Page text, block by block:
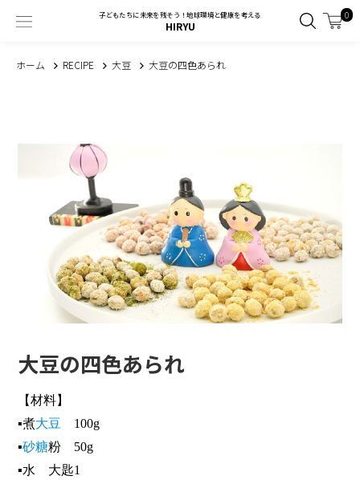
子どもたちに未来を残そう！地球環境と健康を考える
HIRYU
0
ホーム RECIPE 大豆 大豆の四色あられ
大豆の四色あられ
【材料】
▪煮大豆 100g
▪砂糖粉 50g
▪水 大匙1